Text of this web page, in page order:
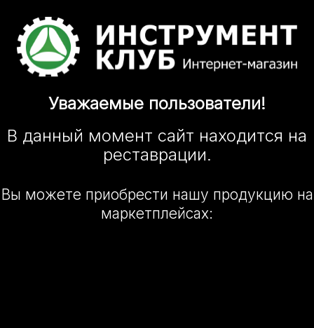
Уважаемые пользователи!
В данный момент сайт находится на
реставрации.
Вы можете приобрести нашу продукцию на
маркетплейсах: